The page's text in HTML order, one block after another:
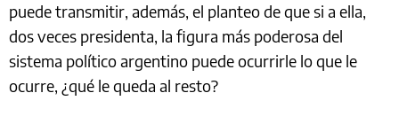
puede transmitir, además, el planteo de que si a ella,
dos veces presidenta, la figura más poderosa del
sistema político argentino puede ocurrirle lo que le
ocurre, ¿qué le queda al resto?